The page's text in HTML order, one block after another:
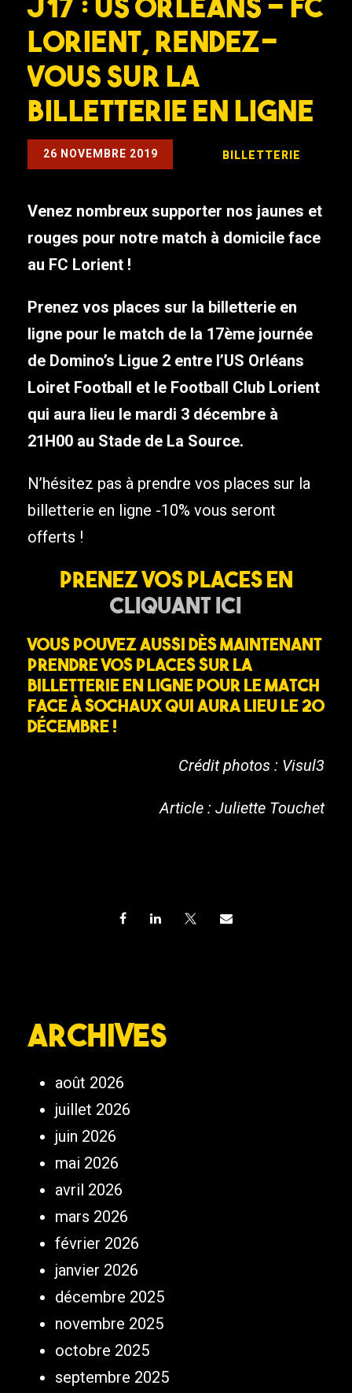
Lorient, rendez-
vous sur la
billetterie en ligne
26 NOVEMBRE 2019 BILLETTERIE
Venez nombreux supporter nos jaunes et
rouges pour notre match à domicile face
au FC Lorient !
Prenez vos places sur la billetterie en
ligne pour le match de la 17ème journée
de Domino’s Ligue 2 entre l’US Orléans
Loiret Football et le Football Club Lorient
qui aura lieu le mardi 3 décembre à
21H00 au Stade de La Source.
N’hésitez pas à prendre vos places sur la
billetterie en ligne -10% vous seront
offerts !
Prenez vos places en
cliquant ici
Vous pouvez aussi dès maintenant
prendre vos places sur la
billetterie en ligne pour le match
face à Sochaux qui aura lieu le 20
décembre !
Crédit photos : Visul3
Article : Juliette Touchet
Archives
août 2026
juillet 2026
juin 2026
mai 2026
avril 2026
mars 2026
février 2026
janvier 2026
décembre 2025
novembre 2025
octobre 2025
septembre 2025